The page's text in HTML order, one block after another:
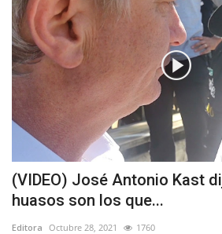
(VIDEO) José Antonio Kast
huasos son los que...
Editora Octubre 28, 2021 1760